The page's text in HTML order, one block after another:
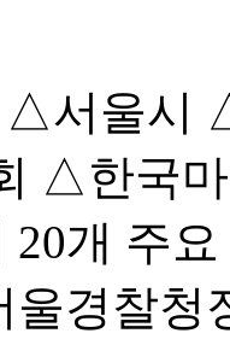
△서울시
△한국
개 주
울경찰청